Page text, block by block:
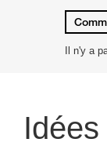
Il n'y a